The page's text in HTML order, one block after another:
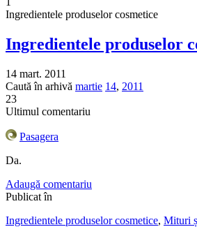
Ingredientele produselor cosmetice
Ingredientele produselor
14 mart. 2011
Caută în arhivă martie 14, 2011
23
Ultimul comentariu
Pasagera
Da.
Adaugă comentariu
Publicat în
Ingredientele produselor cosmetice, Mituri